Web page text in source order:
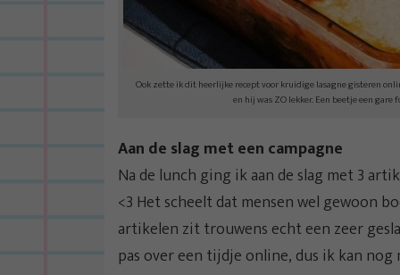
Ook zette ik dit heerlijke recept voor kruidige lasagne gisteren
en hij was ZO lekker. Een beetje een gare
Aan de slag met een campagne
Na de lunch ging ik aan de slag met 3
<3 Het scheelt dat mensen wel gewoon
artikelen zit trouwens echt een zeer
pas over een tijdje online, dus ik kan nog